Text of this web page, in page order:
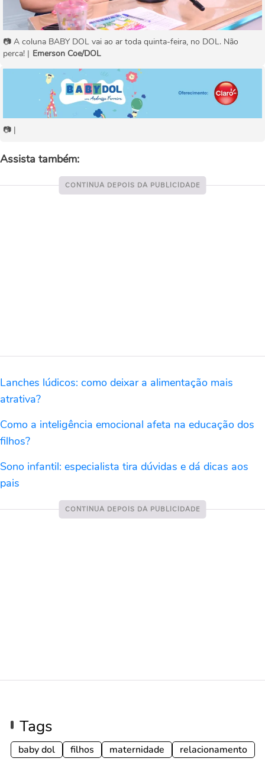
📷 A coluna BABY DOL vai ao ar toda quinta-feira, no DOL. Não
perca! | Emerson Coe/DOL
📷 |
Assista também:
Lanches lúdicos: como deixar a alimentação mais
atrativa?
Como a inteligência emocional afeta na educação dos
filhos?
Sono infantil: especialista tira dúvidas e dá dicas aos
pais
Tags
baby dol filhos maternidade relacionamento